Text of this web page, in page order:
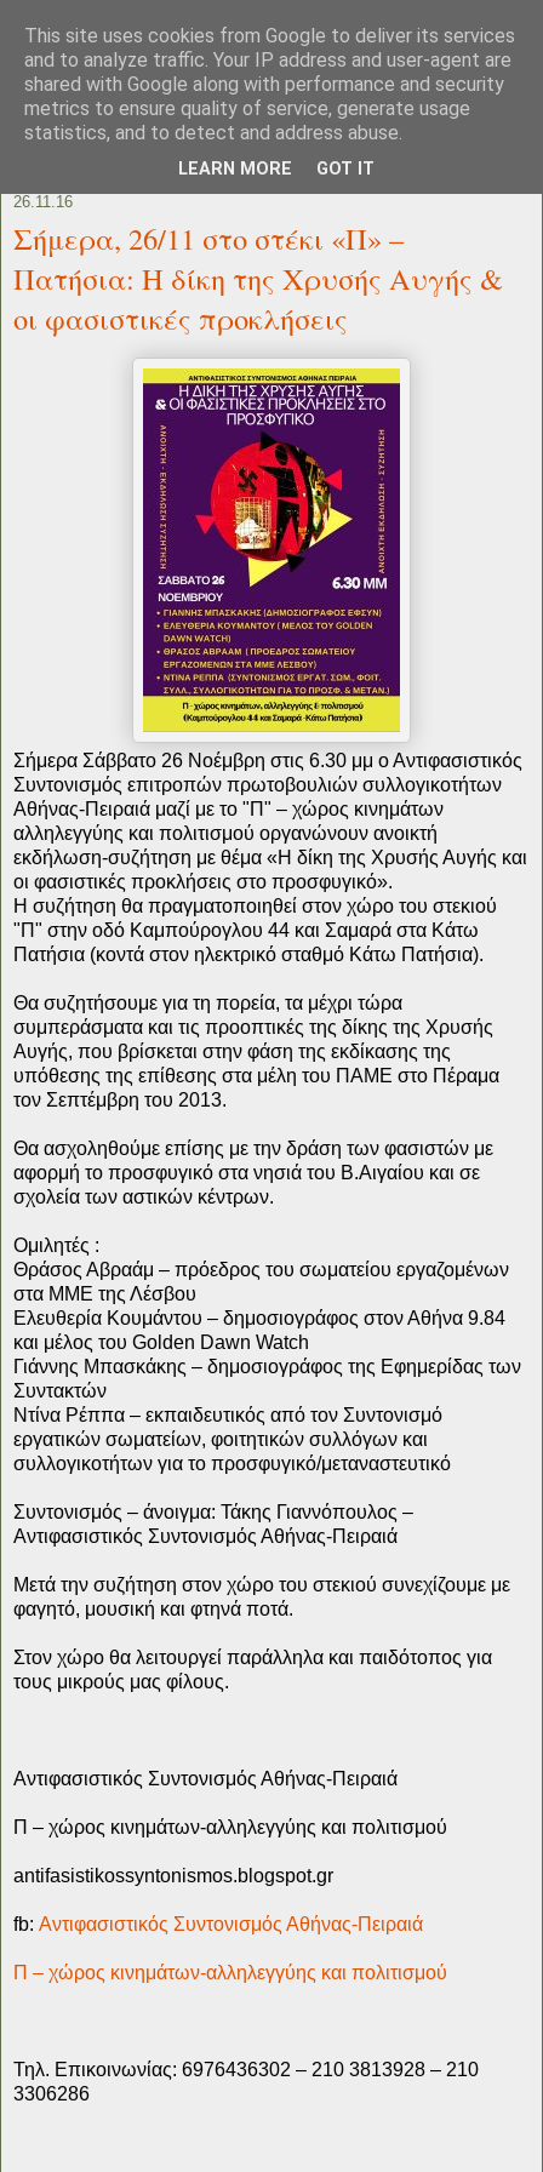
26.11.16
Σήμερα, 26/11 στο στέκι «Π» –
Πατήσια: Η δίκη της Χρυσής Αυγής &
οι φασιστικές προκλήσεις
Σήμερα Σάββατο 26 Νοέμβρη στις 6.30 μμ ο Αντιφασιστικός
Συντονισμός επιτροπών πρωτοβουλιών συλλογικοτήτων
Αθήνας-Πειραιά μαζί με το "Π" – χώρος κινημάτων
αλληλεγγύης και πολιτισμού οργανώνουν ανοικτή
εκδήλωση-συζήτηση με θέμα «Η δίκη της Χρυσής Αυγής και
οι φασιστικές προκλήσεις στο προσφυγικό».
Η συζήτηση θα πραγματοποιηθεί στον χώρο του στεκιού
"Π" στην οδό Καμπούρογλου 44 και Σαμαρά στα Κάτω
Πατήσια (κοντά στον ηλεκτρικό σταθμό Κάτω Πατήσια).
Θα συζητήσουμε για τη πορεία, τα μέχρι τώρα
συμπεράσματα και τις προοπτικές της δίκης της Χρυσής
Αυγής, που βρίσκεται στην φάση της εκδίκασης της
υπόθεσης της επίθεσης στα μέλη του ΠΑΜΕ στο Πέραμα
τον Σεπτέμβρη του 2013.
Θα ασχοληθούμε επίσης με την δράση των φασιστών με
αφορμή το προσφυγικό στα νησιά του Β.Αιγαίου και σε
σχολεία των αστικών κέντρων.
Ομιλητές :
Θράσος Αβραάμ – πρόεδρος του σωματείου εργαζομένων
στα ΜΜΕ της Λέσβου
Ελευθερία Κουμάντου – δημοσιογράφος στον Αθήνα 9.84
και μέλος του Golden Dawn Watch
Γιάννης Μπασκάκης – δημοσιογράφος της Εφημερίδας των
Συντακτών
Ντίνα Ρέππα – εκπαιδευτικός από τον Συντονισμό
εργατικών σωματείων, φοιτητικών συλλόγων και
συλλογικοτήτων για το προσφυγικό/μεταναστευτικό
Συντονισμός – άνοιγμα: Τάκης Γιαννόπουλος –
Αντιφασιστικός Συντονισμός Αθήνας-Πειραιά
Μετά την συζήτηση στον χώρο του στεκιού συνεχίζουμε με
φαγητό, μουσική και φτηνά ποτά.
Στον χώρο θα λειτουργεί παράλληλα και παιδότοπος για
τους μικρούς μας φίλους.
Αντιφασιστικός Συντονισμός Αθήνας-Πειραιά
Π – χώρος κινημάτων-αλληλεγγύης και πολιτισμού
antifasistikossyntonismos.blogspot.gr
fb: Αντιφασιστικός Συντονισμός Αθήνας-Πειραιά
Π – χώρος κινημάτων-αλληλεγγύης και πολιτισμού
Τηλ. Επικοινωνίας: 6976436302 – 210 3813928 – 210
3306286
This site uses cookies from Google to deliver its services
and to analyze traffic. Your IP address and user-agent are
shared with Google along with performance and security
metrics to ensure quality of service, generate usage
statistics, and to detect and address abuse.
LEARN MORE GOT IT